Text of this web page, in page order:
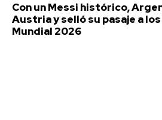
Con un Messi histórico,
Austria y selló su pasaje a
Mundial 2026